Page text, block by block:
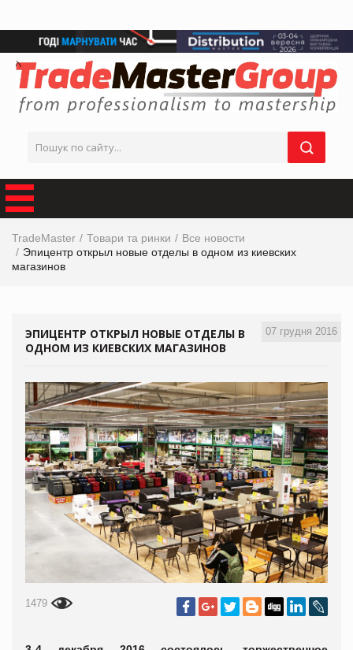
TradeMaster Товари та ринки
Все новости
Эпицентр открыл новые отделы в одном из киевских
магазинов
07 грудня 2016
ЭПИЦЕНТР ОТКРЫЛ НОВЫЕ ОТДЕЛЫ В
ОДНОМ ИЗ КИЕВСКИХ МАГАЗИНОВ
1479